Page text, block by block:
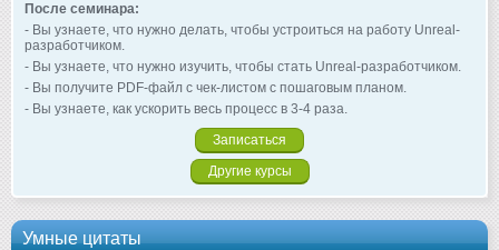
После семинара:
- Вы узнаете, что нужно делать, чтобы устроиться на работу Unreal-
разработчиком.
- Вы узнаете, что нужно изучить, чтобы стать Unreal-разработчиком.
- Вы получите PDF-файл с чек-листом с пошаговым планом.
- Вы узнаете, как ускорить весь процесс в 3-4 раза.
Записаться
Другие курсы
Умные цитаты